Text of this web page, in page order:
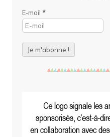
E-mail *